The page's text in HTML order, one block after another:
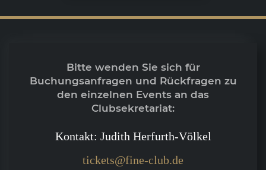
Bitte wenden Sie sich für
Buchungsanfragen und Rückfragen zu
den einzelnen Events an das
Clubsekretariat:
Kontakt: Judith Herfurth-Völkel
tickets@fine-club.de